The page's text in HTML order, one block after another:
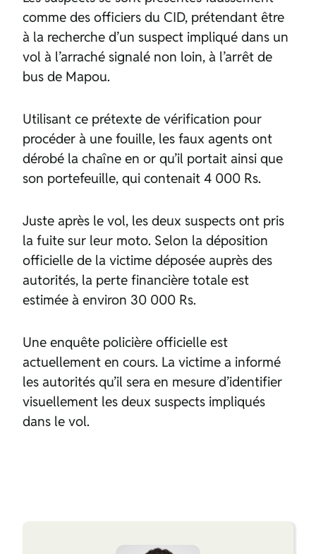
comme des officiers du CID, prétendant être
à la recherche d’un suspect impliqué dans un
vol à l’arraché signalé non loin, à l’arrêt de
bus de Mapou.
Utilisant ce prétexte de vérification pour
procéder à une fouille, les faux agents ont
dérobé la chaîne en or qu’il portait ainsi que
son portefeuille, qui contenait 4 000 Rs.
Juste après le vol, les deux suspects ont pris
la fuite sur leur moto. Selon la déposition
officielle de la victime déposée auprès des
autorités, la perte financière totale est
estimée à environ 30 000 Rs.
Une enquête policière officielle est
actuellement en cours. La victime a informé
les autorités qu’il sera en mesure d’identifier
visuellement les deux suspects impliqués
dans le vol.